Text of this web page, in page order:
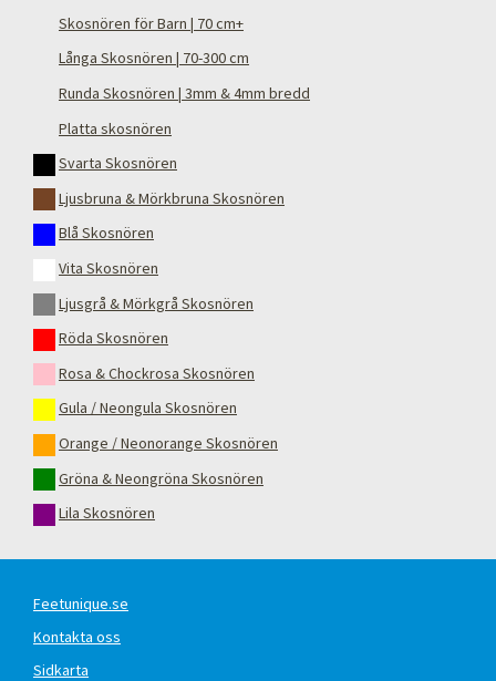
Skosnören för Barn | 70 cm+
Långa Skosnören | 70-300 cm
Runda Skosnören | 3mm & 4mm bredd
Platta skosnören
Svarta Skosnören
Ljusbruna & Mörkbruna Skosnören
Blå Skosnören
Vita Skosnören
Ljusgrå & Mörkgrå Skosnören
Röda Skosnören
Rosa & Chockrosa Skosnören
Gula / Neongula Skosnören
Orange / Neonorange Skosnören
Gröna & Neongröna Skosnören
Lila Skosnören
Feetunique.se
Kontakta oss
Sidkarta